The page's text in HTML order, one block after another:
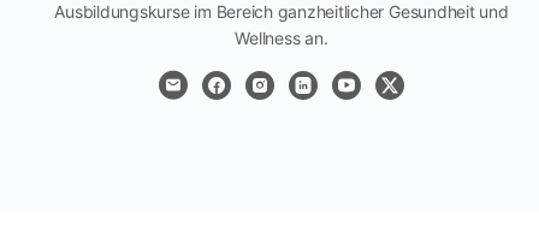
Ausbildungskurse im Bereich ganzheitlicher Gesundheit und
Wellness an.